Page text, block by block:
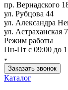
пр. Вернадского
ул. Рубцова 44
ул. Александра
ул. Астраханская
Режим работы
Пн-Пт с 09:00 до
Заказать звонок
Каталог